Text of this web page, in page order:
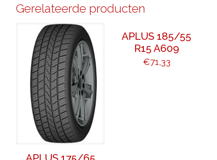
Gerelateerde producten
APLUS 185/55
R15 A609
€71,33